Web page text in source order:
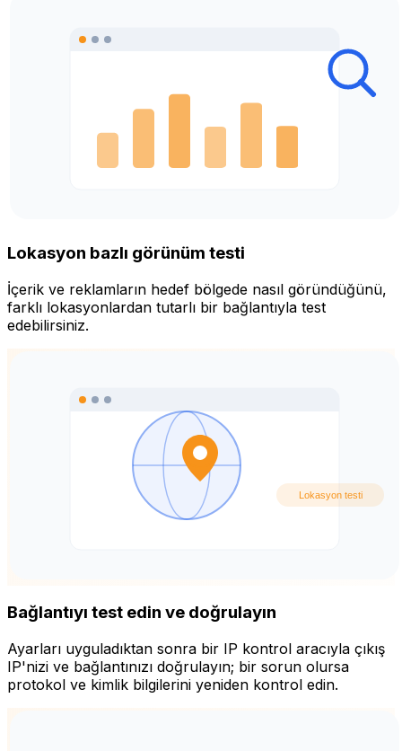
Lokasyon bazlı görünüm testi
İçerik ve reklamların hedef bölgede nasıl göründüğünü,
farklı lokasyonlardan tutarlı bir bağlantıyla test
edebilirsiniz.
Bağlantıyı test edin ve doğrulayın
Ayarları uyguladıktan sonra bir IP kontrol aracıyla çıkış
IP'nizi ve bağlantınızı doğrulayın; bir sorun olursa
protokol ve kimlik bilgilerini yeniden kontrol edin.